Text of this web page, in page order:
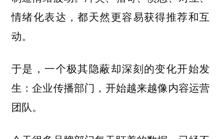
情绪化表达，都天然更容易获得推荐和互
动。
于是，一个极其隐蔽却深刻的变化开始发
生：企业传播部门，开始越来越像内容运营
团队。